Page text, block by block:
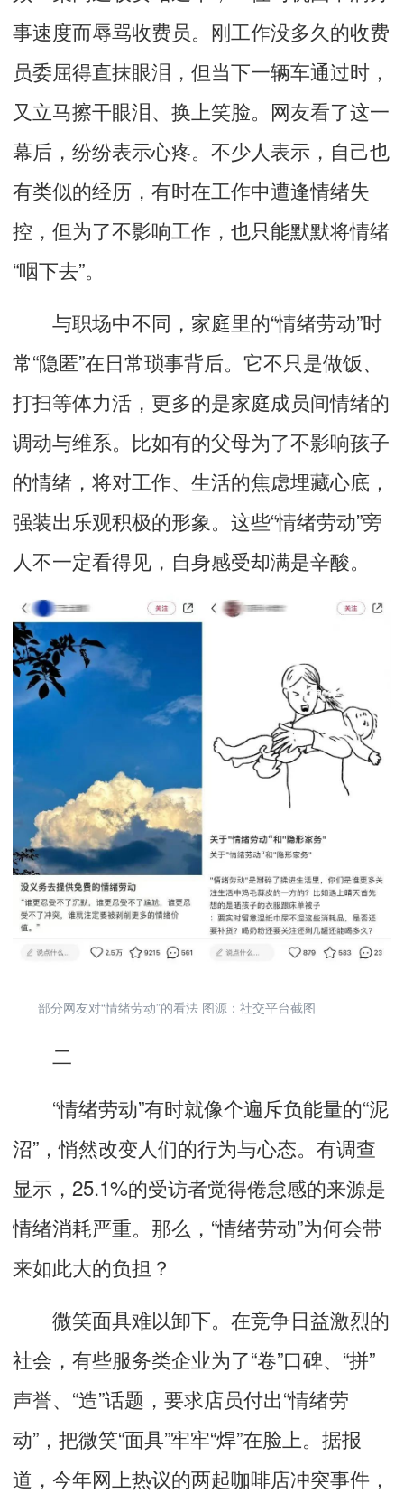
事速度而辱骂收费员。刚工作没多久的收费
员委屈得直抹眼泪，但当下一辆车通过时，
又立马擦干眼泪、换上笑脸。网友看了这一
幕后，纷纷表示心疼。不少人表示，自己也
有类似的经历，有时在工作中遭逢情绪失
控，但为了不影响工作，也只能默默将情绪
“咽下去”。
与职场中不同，家庭里的“情绪劳动”时
常“隐匿”在日常琐事背后。它不只是做饭、
打扫等体力活，更多的是家庭成员间情绪的
调动与维系。比如有的父母为了不影响孩子
的情绪，将对工作、生活的焦虑埋藏心底，
强装出乐观积极的形象。这些“情绪劳动”旁
人不一定看得见，自身感受却满是辛酸。
部分网友对“情绪劳动”的看法 图源：社交平台截图
二
“情绪劳动”有时就像个遍斥负能量的“泥
沼”，悄然改变人们的行为与心态。有调查
显示，25.1%的受访者觉得倦怠感的来源是
情绪消耗严重。那么，“情绪劳动”为何会带
来如此大的负担？
微笑面具难以卸下。在竞争日益激烈的
社会，有些服务类企业为了“卷”口碑、“拼”
声誉、“造”话题，要求店员付出“情绪劳
动”，把微笑“面具”牢牢“焊”在脸上。据报
道，今年网上热议的两起咖啡店冲突事件，